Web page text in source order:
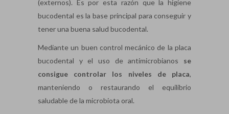
(externos). Es por esta razón que la higiene
bucodental es la base principal para conseguir y
tener una buena salud bucodental.
Mediante un buen control mecánico de la placa
bucodental y el uso de antimicrobianos se
consigue controlar los niveles de placa,
manteniendo o restaurando el equilibrio
saludable de la microbiota oral.